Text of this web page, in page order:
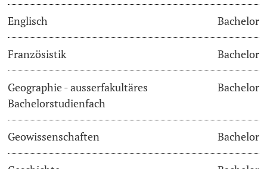
Course Auditors
Student Life
Campus Stories
Advice & Support
Englisch Bachelor
Französistik Bachelor
Geographie - ausserfakultäres
Bachelorstudienfach
Bachelor
Geowissenschaften Bachelor